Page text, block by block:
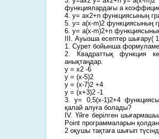
функциялардағы а
4. y= ax2+n функциясының
5. y= a(x-m)2 функциясының
6. y= a(x-m)2+n
III. Ауызша есептер шығару(
1. Сурет бойынша формуламен
2. Квадраттық функция
анықтаңдар.
y = x2 -6
y = (x-5)2
y = (x-7)2 +4
y = (x+3)2 -1
3. y= 0,5(x-1)2+4
қалай алуға болады?
IV. Үйге берілген
Point программаларын
2 оқушы тақтаға шығып